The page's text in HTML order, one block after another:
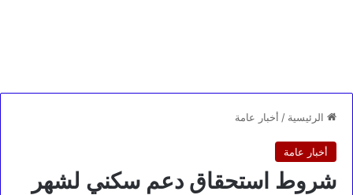
الرئيسية / أخبار عامة
أخبار عامة
شروط استحقاق دعم سكني لشهر